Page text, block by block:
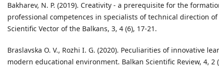
Bakharev, N. P. (2019). Creativity - a prerequisite for the
professional competences in specialists of technical direction
Scientific Vector of the Balkans, 3, 4 (6), 17-21.
Braslavska O. V., Rozhi I. G. (2020). Peculiarities of innovative
modern educational environment. Balkan Scientific Review, 4, 2